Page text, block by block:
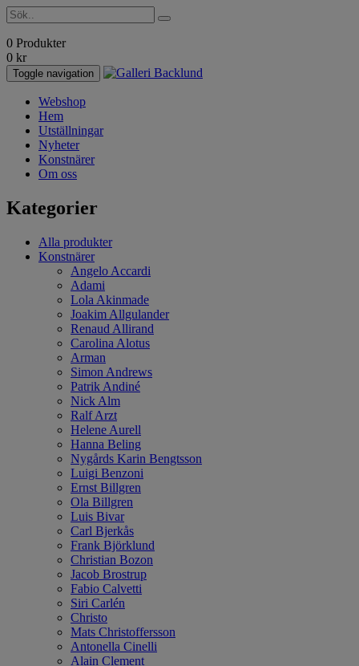
0 Produkter
0 kr
Toggle navigation
Webshop
Hem
Utställningar
Nyheter
Konstnärer
Om oss
Kategorier
Alla produkter
Konstnärer
Angelo Accardi
Adami
Lola Akinmade
Joakim Allgulander
Renaud Allirand
Carolina Alotus
Arman
Simon Andrews
Patrik Andiné
Nick Alm
Ralf Arzt
Helene Aurell
Hanna Beling
Nygårds Karin Bengtsson
Luigi Benzoni
Ernst Billgren
Ola Billgren
Luis Bivar
Carl Bjerkås
Frank Björklund
Christian Bozon
Jacob Brostrup
Fabio Calvetti
Siri Carlén
Christo
Mats Christoffersson
Antonella Cinelli
Alain Clement